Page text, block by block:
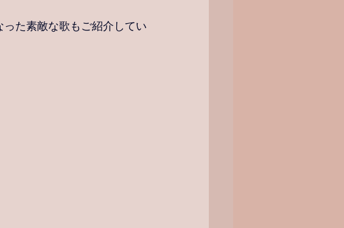
た素敵な歌もご紹介してい